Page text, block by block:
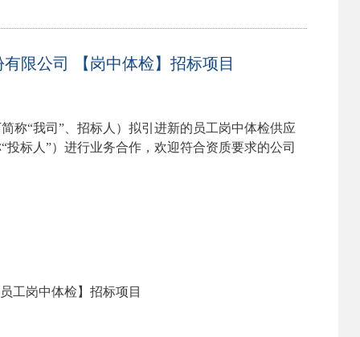
限公司 【岗中体检】招标项目
称“我司”、招标人）拟引进新的 员工岗中体检供应
“投标人”）进行业务合作，欢迎符合资质要求的公司
工岗中体检】招标项目